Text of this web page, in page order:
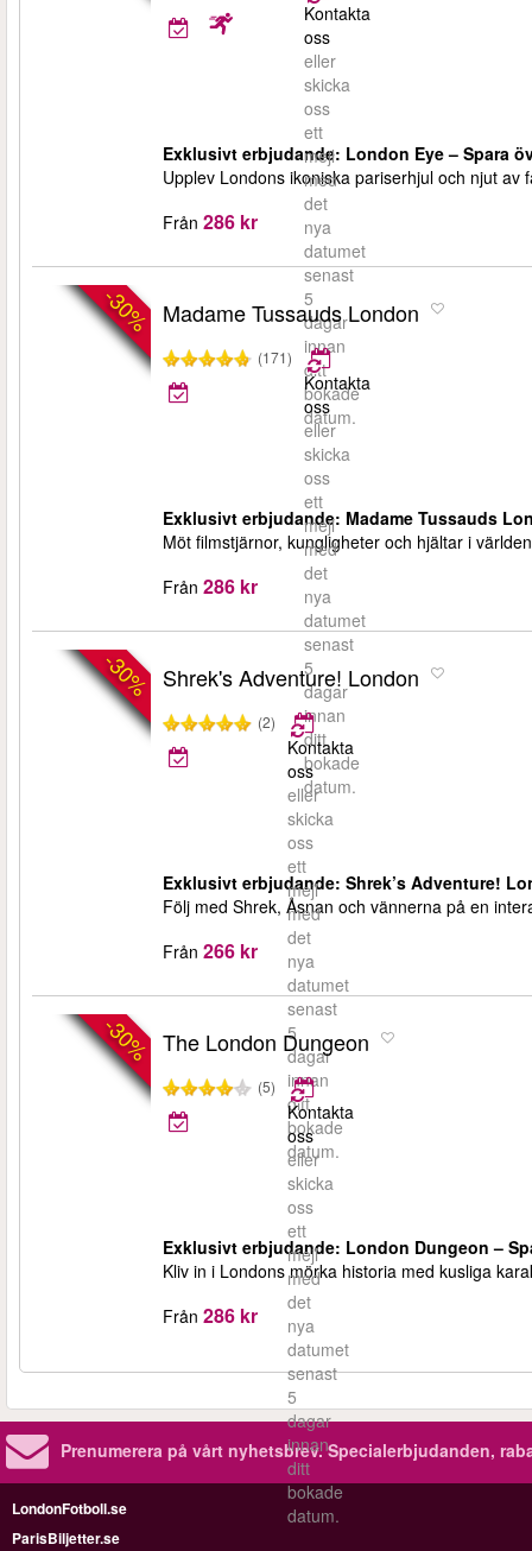
Kontakta
oss
eller
skicka
oss
ett
mejl
med
det
nya
datumet
senast
5
dagar
innan
ditt
bokade
datum.
Exklusivt erbjudande: London Eye – Spara
Upplev Londons ikoniska pariserhjul och njut av
Från 286 kr
-30% Madame Tussauds London
(171)
Kontakta
oss
eller
skicka
oss
ett
mejl
med
det
nya
datumet
senast
5
dagar
innan
ditt
bokade
datum.
Exklusivt erbjudande: Madame Tussauds
Möt filmstjärnor, kungligheter och hjältar i
Från 286 kr
-30% Shrek's Adventure! London
(2)
Kontakta
oss
eller
skicka
oss
ett
mejl
med
det
nya
datumet
senast
5
dagar
innan
ditt
bokade
datum.
Exklusivt erbjudande: Shrek’s Adventure!
Följ med Shrek, Åsnan och vännerna på en
Från 266 kr
-30% The London Dungeon
(5)
Kontakta
oss
eller
skicka
oss
ett
mejl
med
det
nya
datumet
senast
5
dagar
innan
ditt
bokade
datum.
Exklusivt erbjudande: London Dungeon –
Kliv in i Londons mörka historia med kusliga
Från 286 kr
Prenumerera på vårt nyhetsbrev.Specialerbjudanden,
LondonFotboll.se
ParisBiljetter.se